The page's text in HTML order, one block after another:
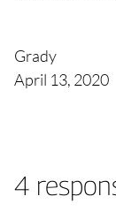
Grady
April 13, 2020
4